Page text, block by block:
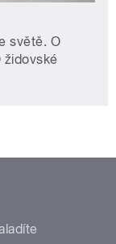
světě. O
židovské